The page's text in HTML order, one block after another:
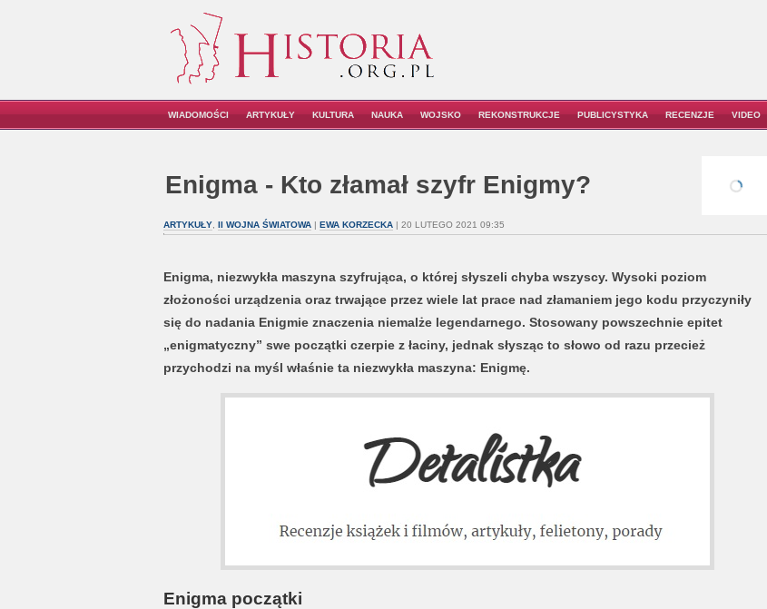
WIADOMOŚCI ARTYKUŁY KULTURA NAUKA WOJSKO REKONSTRUKCJE PUBLICYSTYKA RECENZJE VIDEO
Enigma - Kto złamał szyfr Enigmy?
ARTYKUŁY, II WOJNA ŚWIATOWA| EWA KORZECKA| 20 LUTEGO 2021 09:35
Enigma, niezwykła maszyna szyfrująca, o której słyszeli chyba wszyscy. Wysoki poziom
złożoności urządzenia oraz trwające przez wiele lat prace nad złamaniem jego kodu przyczyniły
się do nadania Enigmie znaczenia niemalże legendarnego. Stosowany powszechnie epitet
„enigmatyczny” swe początki czerpie z łaciny, jednak słysząc to słowo od razu przecież
przychodzi na myśl właśnie ta niezwykła maszyna: Enigmę.
Enigma początki